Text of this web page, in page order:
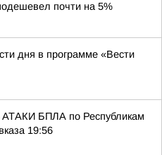
почти на 5%
дня в программе «Вести
БПЛА по Республикам
19:56